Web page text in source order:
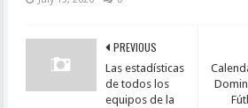
PREVIOUS
Las estadísticas
de todos los
equipos de la